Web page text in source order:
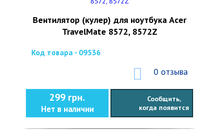
Вентилятор (кулер) для ноутбука Acer
TravelMate 8572, 8572Z
Код товара - 09536
0 отзыва
299 грн.
Нет в наличии
Сообщить,
когда появится